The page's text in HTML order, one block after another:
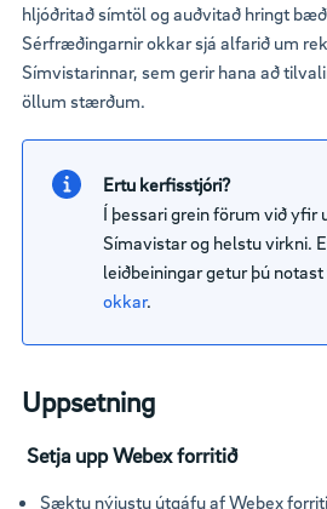
hljóðritað símtöl og auðvitað hringt
Sérfræðingarnir okkar sjá alfarið um
Símvistarinnar, sem gerir hana að
öllum stærðum.
Ertu kerfisstjóri?
Í þessari grein förum við yfir
Símavistar og helstu virkni.
leiðbeiningar getur þú
okkar.
Uppsetning
Setja upp Webex forritið
Sæktu nýjustu útgáfu af Webex